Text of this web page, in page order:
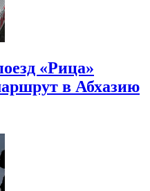
«Рица»
в Абхазию